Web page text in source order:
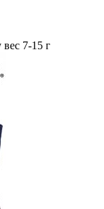
7-15 г